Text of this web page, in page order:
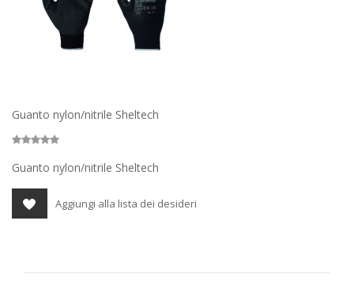
Guanto nylon/nitrile Sheltech
Guanto nylon/nitrile Sheltech
Aggiungi alla lista dei desideri